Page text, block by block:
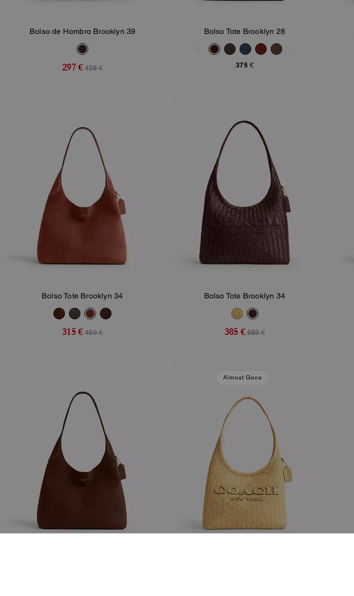
Añadir A La Cesta
Bolso de Hombro Brooklyn 39
297 € 425 €
Añadir A La Cesta
Bolso Tote Brooklyn 28
375 €
Añadir A La Cesta
Bolso Tote Brooklyn 34
315 € 450 €
Añadir A La Cesta
Bolso Tote Brooklyn 34
385 € 550 €
Almost Gone